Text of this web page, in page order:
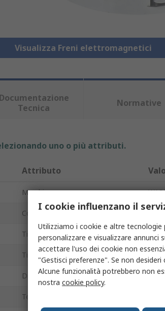
Visualizza Freni elettromagnetici
Documentazione
Tecnica
Normative
uno o più attributi.
Attributo
Marchio
Coppia nominale
Tipo prodotto
Tipo di freno
Diametro foro 8mm
Tensione di alimentazione
I cookie influenzano il
Utilizziamo i cookie e altre
personalizzare e visualizzare
accettare l'uso dei cookie non
"Gestisci preferenze". Se non
Alcune funzionalità potrebbero non
nostra cookie policy.